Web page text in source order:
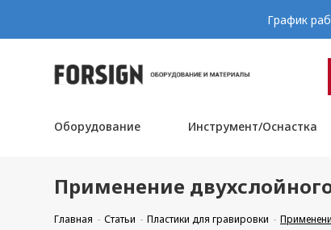
График
Оборудование Инструмент/Оснастка
Применение
Главная Статьи Пластики для гравировки